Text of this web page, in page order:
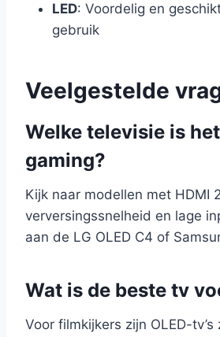
LED: Voordelig en
gebruik
Veelgestelde
Welke televisie is
gaming?
Kijk naar modellen met HDMI
verversingssnelheid en lage
aan de LG OLED C4 of
Wat is de beste tv
Voor filmkijkers zijn OLED-